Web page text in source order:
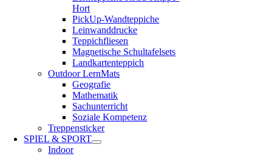
Hort
PickUp-Wandteppiche
Leinwanddrucke
Teppichfliesen
Magnetische Schultafelsets
Landkartenteppich
Outdoor LernMats
Geografie
Mathematik
Sachunterricht
Soziale Kompetenz
Treppensticker
SPIEL & SPORT
Indoor